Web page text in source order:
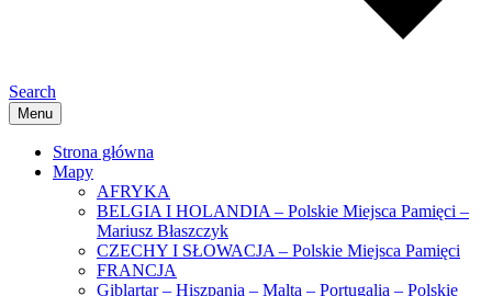
Search
Menu
Strona główna
Mapy
AFRYKA
BELGIA I HOLANDIA – Polskie Miejsca Pamięci –
Mariusz Błaszczyk
CZECHY I SŁOWACJA – Polskie Miejsca Pamięci
FRANCJA
Giblartar – Hiszpania – Malta – Portugalia – Polskie